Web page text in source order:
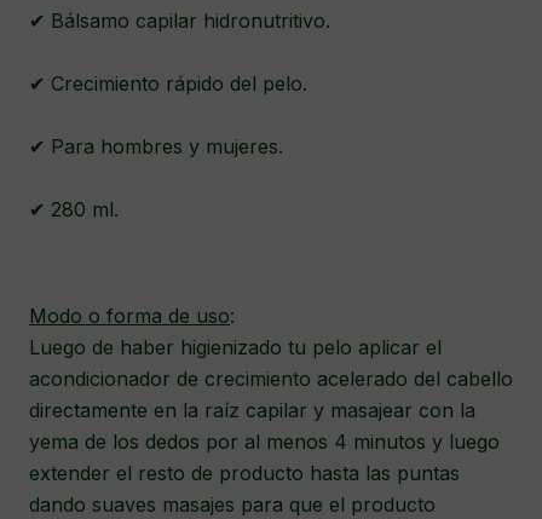
✔ Bálsamo capilar hidronutritivo.
✔ Crecimiento rápido del pelo.
✔ Para hombres y mujeres.
✔ 280 ml.
Modo o forma de uso:
Luego de haber higienizado tu pelo aplicar el
acondicionador de crecimiento acelerado del cabello
directamente en la raíz capilar y masajear con la
yema de los dedos por al menos 4 minutos y luego
extender el resto de producto hasta las puntas
dando suaves masajes para que el producto